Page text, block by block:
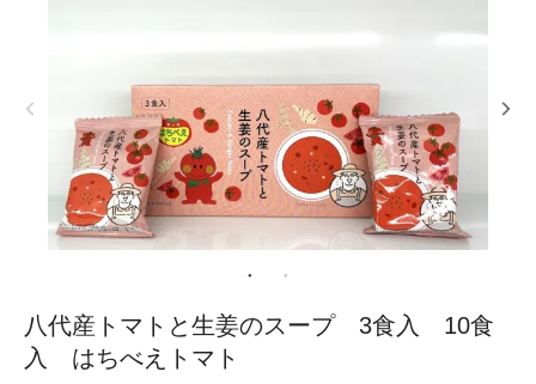
八代産トマトと生姜のスープ 3食入 10食
入 はちべえトマト